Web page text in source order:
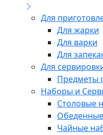
Для
Для жарки
Для варки
Для
Для
Предметы
Наборы и
Столовые
Чайные